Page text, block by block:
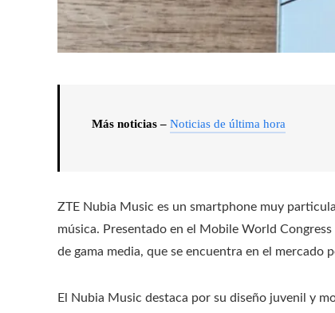
Más noticias – Noticias de última hora
ZTE Nubia Music es un smartphone muy
música. Presentado en el Mobile World
de gama media, que se encuentra en el mercado
El Nubia Music destaca por su diseño juvenil y